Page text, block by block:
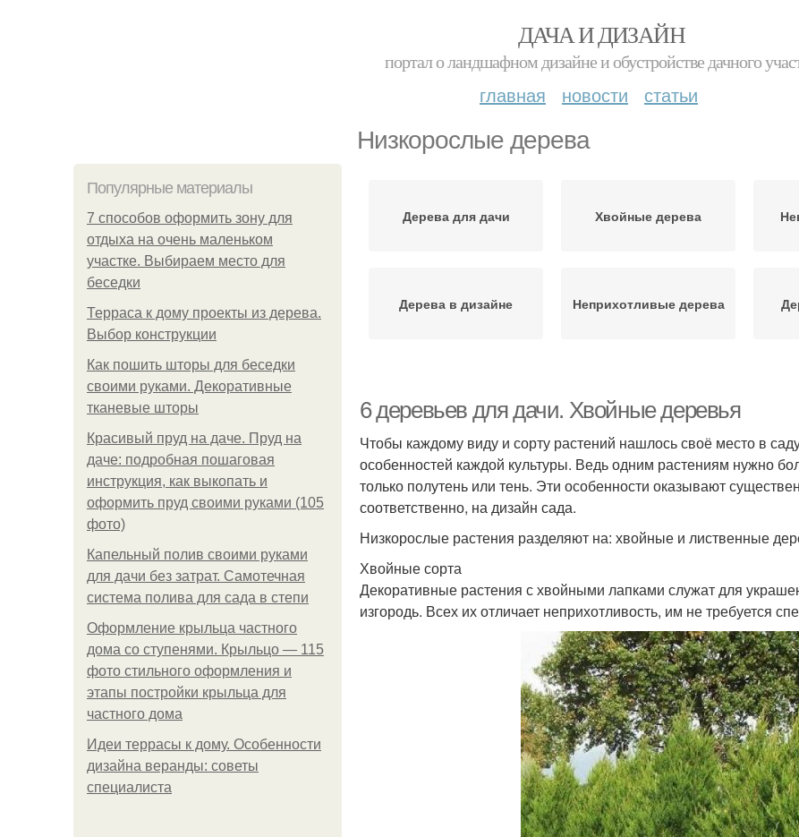
ДАЧА И ДИЗАЙН
портал о ландшафном дизайне и обустройстве дачного
главная новости статьи
Низкорослые дерева
Популярные материалы
7 способов оформить зону для
отдыха на очень маленьком
участке. Выбираем место для
беседки
Терраса к дому проекты из дерева.
Выбор конструкции
Как пошить шторы для беседки
своими руками. Декоративные
тканевые шторы
Красивый пруд на даче. Пруд на
даче: подробная пошаговая
инструкция, как выкопать и
оформить пруд своими руками (105
фото)
Капельный полив своими руками
для дачи без затрат. Самотечная
система полива для сада в степи
Оформление крыльца частного
дома со ступенями. Крыльцо — 115
фото стильного оформления и
этапы постройки крыльца для
частного дома
Идеи террасы к дому. Особенности
дизайна веранды: советы
специалиста
Дерева для дачи Хвойные дерева
Дерева в дизайне Неприхотливые дерева
дерева
Дерева для
ландшафтного дизайна
Низкорослые хвойники
Декоративные дерева
Дерева для небольшого
сада
6 деревьев для дачи. Хвойные деревья
Чтобы каждому виду и сорту растений нашлось своё место в
особенностей каждой культуры. Ведь одним растениям нужно
только полутень или тень. Эти особенности оказывают
соответственно, на дизайн сада.
Низкорослые растения разделяют на: хвойные и лиственные
Хвойные сорта
Декоративные растения с хвойными лапками служат для
изгородь. Всех их отличает неприхотливость, им не требуется